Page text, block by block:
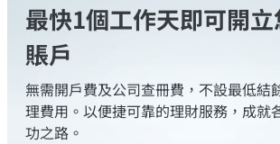
最快1個工作天即可開
賬戶
無需開戶費及公司查冊費，不設最低結
理費用。以便捷可靠的理財服務，成就
功之路。